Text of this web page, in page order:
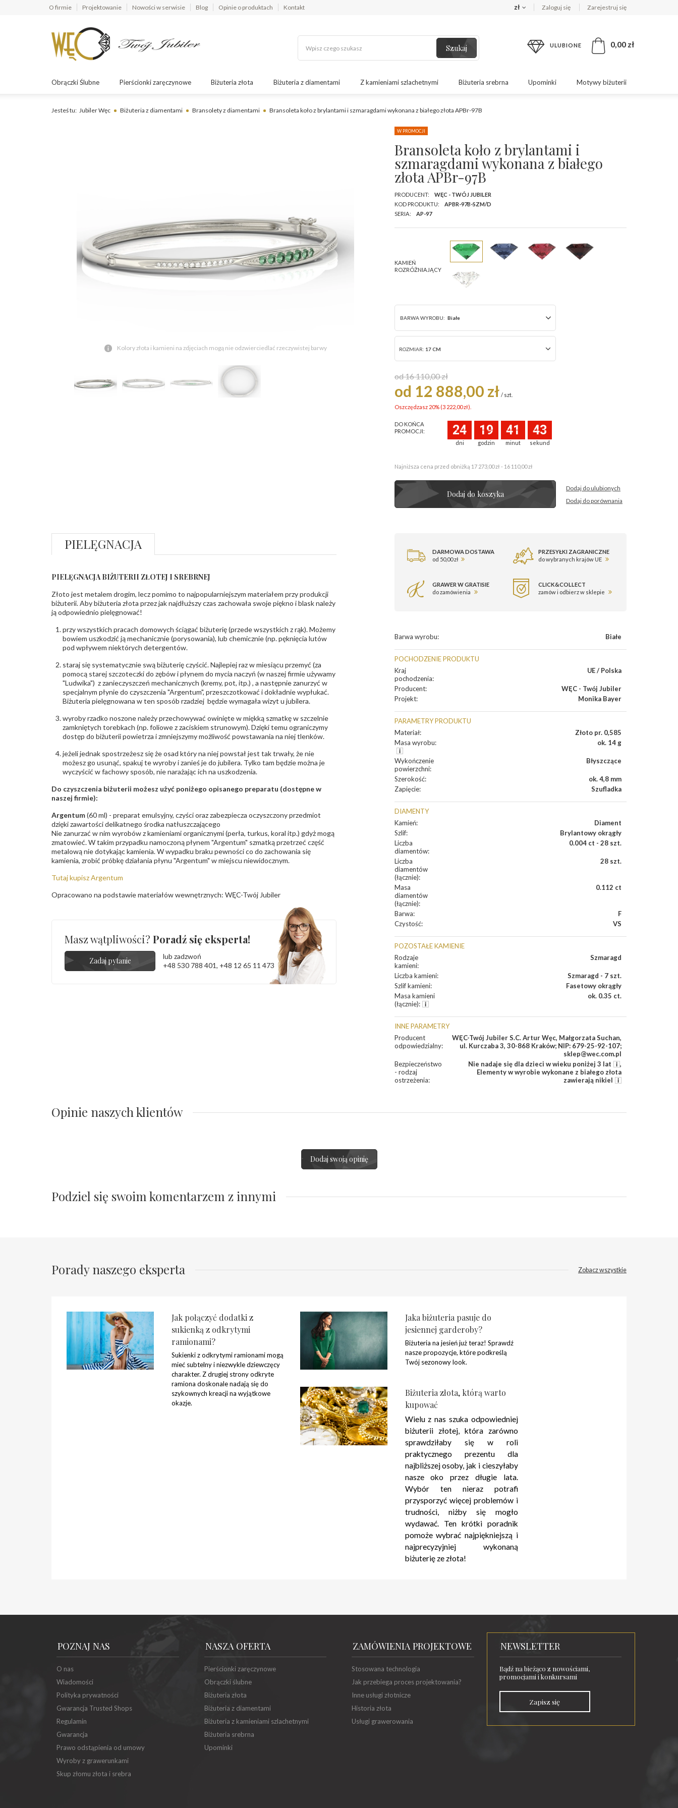
O firmie Projektowanie Nowości w serwisie Blog Opinie o produktach Kontakt zł Zaloguj się Zarejestruj się
Szukaj ULUBIONE 0,00 zł
Obrączki Ślubne Pierścionki zaręczynowe Biżuteria złota Biżuteria z diamentami Z kamieniami szlachetnymi Biżuteria srebrna Upominki Motywy biżuterii
Jesteś tu: Jubiler Węc Biżuteria z diamentami Bransolety z diamentami Bransoleta koło z brylantami i szmaragdami wykonana z białego złota APBr-97B
Kolory złota i kamieni na zdjęciach mogą nie odzwierciedlać rzeczywistej barwy
W PROMOCJI
Bransoleta koło z brylantami i
szmaragdami wykonana z białego
złota APBr-97B
PRODUCENT:
WĘC - TWÓJ JUBILER
KOD PRODUKTU:
APBR-97B-SZM/D
SERIA:
AP-97
KAMIEŃ
ROZRÓŻNIAJĄCY
BARWA WYROBU: Białe
ROZMIAR: 17 CM
od 16 110,00 zł
od 12 888,00 zł / szt.
Oszczędzasz 20% (3 222,00 zł).
DO KOŃCA
PROMOCJI:
dni
24
godzin
19
minut
41
sekund
42
Najniższa cena przed obniżką 17 273,00 zł - 16 110,00 zł
Dodaj do koszyka
Dodaj do ulubionych
Dodaj do porównania
DARMOWA DOSTAWA
od 50,00 zł
PRZESYŁKI ZAGRANICZNE
do wybranych krajów UE
GRAWER W GRATISIE
do zamówienia
CLICK&COLLECT
zamów i odbierz w sklepie
Barwa wyrobu: Białe
POCHODZENIE PRODUKTU
Kraj
pochodzenia:
UE / Polska
Producent:
WĘC - Twój Jubiler
Projekt: Monika Bayer
PARAMETRY PRODUKTU
Materiał:
Złoto pr. 0,585
Masa wyrobu: ok. 14 g
Wykończenie
powierzchni:
Błyszczące
Szerokość:
ok. 4,8 mm
Zapięcie: Szufladka
DIAMENTY
Kamień:
Diament
Szlif:
Brylantowy okrągły
Liczba
diamentów:
0.004 ct - 28 szt.
Liczba
diamentów
(łącznie):
28 szt.
Masa
diamentów
(łącznie):
0.112 ct
Barwa:
F
Czystość: VS
POZOSTAŁE KAMIENIE
Rodzaje
kamieni:
Szmaragd
Liczba kamieni:
Szmaragd - 7 szt.
Szlif kamieni:
Fasetowy okrągły
Masa kamieni
(łącznie):
ok. 0.35 ct.
INNE PARAMETRY
Producent
odpowiedzialny:
WĘC-Twój Jubiler S.C. Artur Węc, Małgorzata Suchan,
ul. Kurczaba 3, 30-868 Kraków; NIP: 679-25-92-107;
sklep@wec.com.pl
Bezpieczeństwo
- rodzaj
ostrzeżenia:
Nie nadaje się dla dzieci w wieku poniżej 3 lat
,
Elementy w wyrobie wykonane z białego złota
zawierają nikiel
PIELĘGNACJA
PIELĘGNACJA BIŻUTERII ZŁOTEJ I SREBRNEJ
Złoto jest metalem drogim, lecz pomimo to najpopularniejszym materiałem przy produkcji
biżuterii. Aby biżuteria złota przez jak najdłuższy czas zachowała swoje piękno i blask należy
ją odpowiednio pielęgnować!
przy wszystkich pracach domowych ściągać biżuterię (przede wszystkich z rąk). Możemy
bowiem uszkodzić ją mechanicznie (porysowania), lub chemicznie (np. pęknięcia lutów
pod wpływem niektórych detergentów.
staraj się systematycznie swą biżuterię czyścić. Najlepiej raz w miesiącu przemyć (za
pomocą starej szczoteczki do zębów i płynem do mycia naczyń (w naszej firmie używamy
"Ludwika") z zanieczyszczeń mechanicznych (kremy, pot, itp.) , a następnie zanurzyć w
specjalnym płynie do czyszczenia "Argentum", przeszczotkować i dokładnie wypłukać.
Biżuteria pielęgnowana w ten sposób rzadziej będzie wymagała wizyt u jubilera.
wyroby rzadko noszone należy przechowywać owinięte w miękką szmatkę w szczelnie
zamkniętych torebkach (np. foliowe z zaciskiem strunowym). Dzięki temu ograniczymy
dostęp do biżuterii powietrza i zmniejszymy możliwość powstawania na niej tlenków.
jeżeli jednak spostrzeżesz się że osad który na niej powstał jest tak trwały, że nie
możesz go usunąć, spakuj te wyroby i zanieś je do jubilera. Tylko tam będzie można je
wyczyścić w fachowy sposób, nie narażając ich na uszkodzenia.
Do czyszczenia biżuterii możesz użyć poniżego opisanego preparatu (dostępne w
naszej firmie):
Argentum(60 ml) - preparat emulsyjny, czyści oraz zabezpiecza oczyszczony przedmiot
dzięki zawartości delikatnego środka natłuszczającego
Nie zanurzać w nim wyrobów z kamieniami organicznymi (perła, turkus, koral itp.) gdyż mogą
zmatowieć. W takim przypadku namoczoną płynem "Argentum" szmatką przetrzeć część
metalową nie dotykając kamienia. W wypadku braku pewności co do zachowania się
kamienia, zrobić próbkę działania płynu "Argentum" w miejscu niewidocznym.
Tutaj kupisz Argentum
Opracowano na podstawie materiałów wewnętrznych: WĘC-Twój Jubiler
Masz wątpliwości? Poradź się eksperta!
Zadaj pytanie
lub zadzwoń
+48 530 788 401, +48 12 65 11 473
Opinie naszych klientów
Dodaj swoją opinię
Podziel się swoim komentarzem z innymi
Porady naszego eksperta Zobacz wszystkie
Jak połączyć dodatki z
sukienką z odkrytymi
ramionami?
Sukienki z odkrytymi ramionami mogą
mieć subtelny i niezwykle dziewczęcy
charakter. Z drugiej strony odkryte
ramiona doskonale nadają się do
szykownych kreacji na wyjątkowe
okazje.
Jaka biżuteria pasuje do
jesiennej garderoby?
Biżuteria na jesień już teraz! Sprawdź
nasze propozycje, które podkreślą
Twój sezonowy look.
Biżuteria złota, którą warto
kupować
Wielu z nas szuka odpowiedniej
biżuterii złotej, która zarówno
sprawdziłaby się w roli
praktycznego prezentu dla
najbliższej osoby, jak i cieszyłaby
nasze oko przez długie lata.
Wybór ten nieraz potrafi
przysporzyć więcej problemów i
trudności, niżby się mogło
wydawać. Ten krótki poradnik
pomoże wybrać najpiękniejszą i
najprecyzyjniej wykonaną
biżuterię ze złota!
POZNAJ NAS
O nas
Wiadomości
Polityka prywatności
Gwarancja Trusted Shops
Regulamin
Gwarancja
Prawo odstąpienia od umowy
Wyroby z grawerunkami
Skup złomu złota i srebra
NASZA OFERTA
Pierścionki zaręczynowe
Obrączki ślubne
Biżuteria złota
Biżuteria z diamentami
Biżuteria z kamieniami szlachetnymi
Biżuteria srebrna
Upominki
ZAMÓWIENIA PROJEKTOWE
Stosowana technologia
Jak przebiega proces projektowania?
Inne usługi złotnicze
Historia złota
Usługi grawerowania
NEWSLETTER
Bądź na bieżąco z nowościami,
promocjami i konkursami
Zapisz się